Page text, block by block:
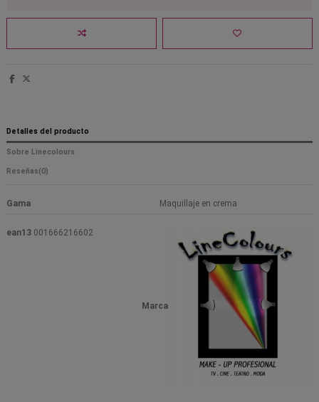
Detalles del producto
Sobre Linecolours
Reseñas(0)
Gama Maquillaje en crema
Marca
ean13 001666216602